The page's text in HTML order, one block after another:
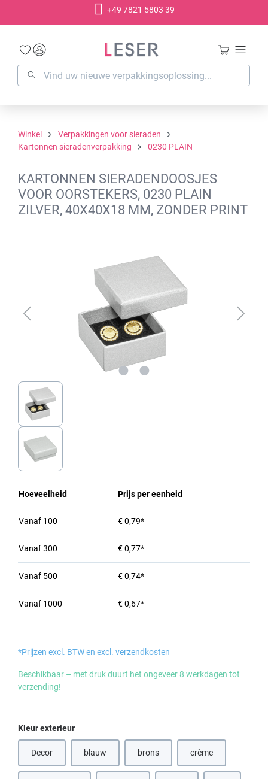
+49 7821 5803 39
Winkel
Verpakkingen voor sieraden
Kartonnen sieradenverpakking
0230 PLAIN
KARTONNEN SIERADENDOOSJES
VOOR OORSTEKERS, 0230 PLAIN
ZILVER, 40X40X18 MM, ZONDER PRINT
Hoeveelheid Prijs per eenheid
Vanaf 100 € 0,79*
Vanaf300 € 0,77*
Vanaf 500 € 0,74*
Vanaf 1000 € 0,67*
*Prijzen excl. BTW en excl. verzendkosten
Beschikbaar – met druk duurt het ongeveer 8 werkdagen tot
verzending!
Selecteer
Kleur exterieur
Decor blauw(Deze optie is momenteel niet beschikbaar.)
brons
(Deze optie is momenteel niet
crème(Deze optie is